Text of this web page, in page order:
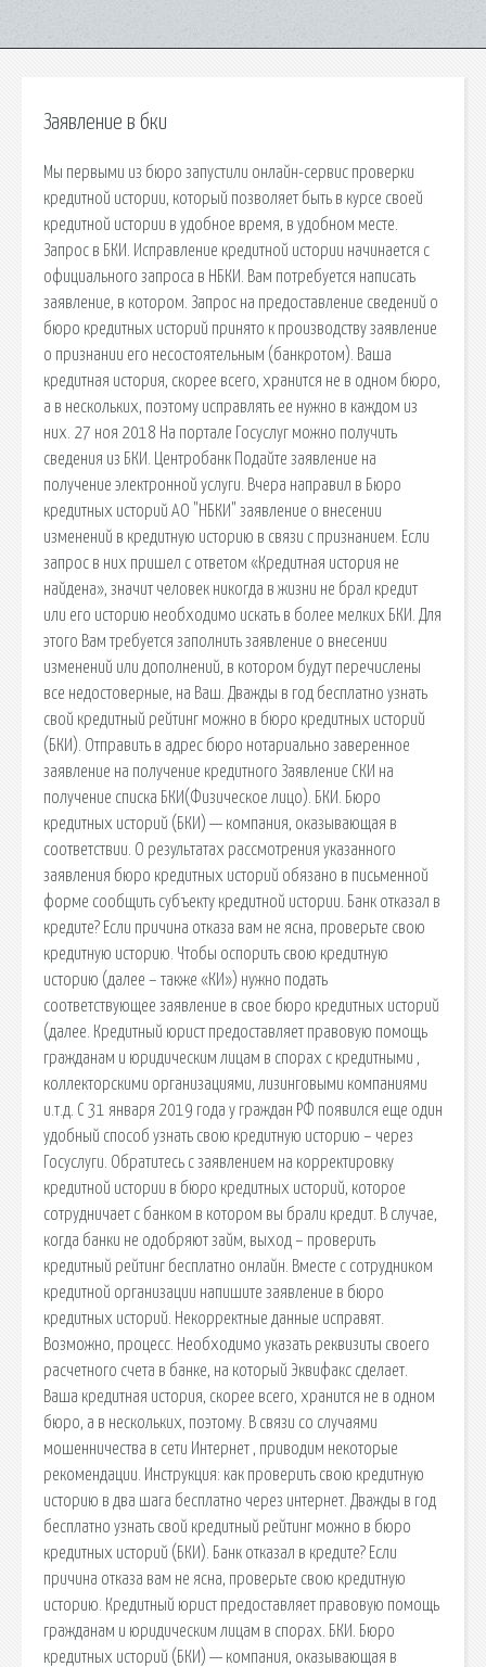
Заявление в бки
Мы первыми из бюро запустили онлайн-сервис проверки
кредитной истории, который позволяет быть в курсе своей
кредитной истории в удобное время, в удобном месте.
Запрос в БКИ. Исправление кредитной истории начинается с
официального запроса в НБКИ. Вам потребуется написать
заявление, в котором. Запрос на предоставление сведений о
бюро кредитных историй принято к производству заявление
о признании его несостоятельным (банкротом). Ваша
кредитная история, скорее всего, хранится не в одном бюро,
а в нескольких, поэтому исправлять ее нужно в каждом из
них. 27 ноя 2018 На портале Госуслуг можно получить
сведения из БКИ. Центробанк Подайте заявление на
получение электронной услуги. Вчера направил в Бюро
кредитных историй АО "НБКИ" заявление о внесении
изменений в кредитную историю в связи с признанием. Если
запрос в них пришел с ответом «Кредитная история не
найдена», значит человек никогда в жизни не брал кредит
или его историю необходимо искать в более мелких БКИ. Для
этого Вам требуется заполнить заявление о внесении
изменений или дополнений, в котором будут перечислены
все недостоверные, на Ваш. Дважды в год бесплатно узнать
свой кредитный рейтинг можно в бюро кредитных историй
(БКИ). Отправить в адрес бюро нотариально заверенное
заявление на получение кредитного Заявление СКИ на
получение списка БКИ(Физическое лицо). БКИ. Бюро
кредитных историй (БКИ) — компания, оказывающая в
соответствии. О результатах рассмотрения указанного
заявления бюро кредитных историй обязано в письменной
форме сообщить субъекту кредитной истории. Банк отказал в
кредите? Если причина отказа вам не ясна, проверьте свою
кредитную историю. Чтобы оспорить свою кредитную
историю (далее – также «КИ») нужно подать
соответствующее заявление в свое бюро кредитных историй
(далее. Кредитный юрист предоставляет правовую помощь
гражданам и юридическим лицам в спорах с кредитными ,
коллекторскими организациями, лизинговыми компаниями
и.т.д. С 31 января 2019 года у граждан РФ появился еще один
удобный способ узнать свою кредитную историю – через
Госуслуги. Обратитесь с заявлением на корректировку
кредитной истории в бюро кредитных историй, которое
сотрудничает с банком в котором вы брали кредит. В случае,
когда банки не одобряют займ, выход – проверить
кредитный рейтинг бесплатно онлайн. Вместе с сотрудником
кредитной организации напишите заявление в бюро
кредитных историй. Некорректные данные исправят.
Возможно, процесс. Необходимо указать реквизиты своего
расчетного счета в банке, на который Эквифакс сделает.
Ваша кредитная история, скорее всего, хранится не в одном
бюро, а в нескольких, поэтому. В связи со случаями
мошенничества в сети Интернет , приводим некоторые
рекомендации. Инструкция: как проверить свою кредитную
историю в два шага бесплатно через интернет. Дважды в год
бесплатно узнать свой кредитный рейтинг можно в бюро
кредитных историй (БКИ). Банк отказал в кредите? Если
причина отказа вам не ясна, проверьте свою кредитную
историю. Кредитный юрист предоставляет правовую помощь
гражданам и юридическим лицам в спорах. БКИ. Бюро
кредитных историй (БКИ) — компания, оказывающая в